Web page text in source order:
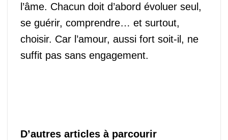
l’âme. Chacun doit d’abord évoluer seul,
se guérir, comprendre… et surtout,
choisir. Car l’amour, aussi fort soit-il, ne
suffit pas sans engagement.
D’autres articles à parcourir